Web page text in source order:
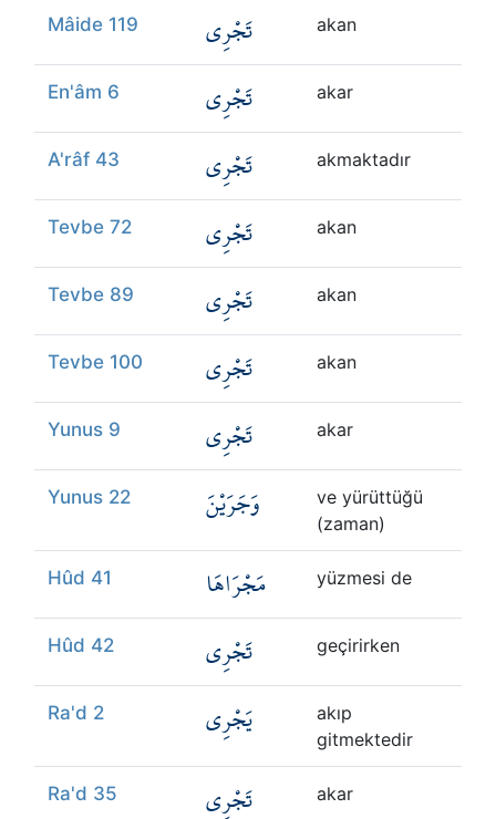
Mâide 119 تَجْرِي akan
En'âm 6 تَجْرِي akar
A'râf 43 تَجْرِي akmaktadır
Tevbe 72 تَجْرِي akan
Tevbe 89 تَجْرِي akan
Tevbe 100 تَجْرِي akan
Yunus 9 تَجْرِي akar
Yunus 22 وَجَرَيْنَ
ve yürüttüğü
(zaman)
Hûd 41 مَجْرَاهَا yüzmesi de
Hûd 42 تَجْرِي geçirirken
Ra'd 2 يَجْرِي
akıp
gitmektedir
Ra'd 35 تَجْرِي akar